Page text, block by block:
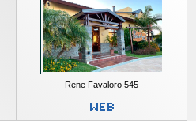
Rene Favaloro 545